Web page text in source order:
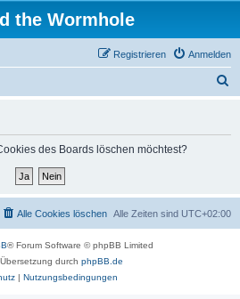
the Wormhole
Anmelden
Registrieren
des Boards löschen möchtest?
Alle Zeiten sind UTC+02:00
Alle Cookies löschen
® Forum Software © phpBB Limited
durch phpBB.de
| Nutzungsbedingungen